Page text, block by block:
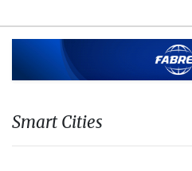
Smart Cities